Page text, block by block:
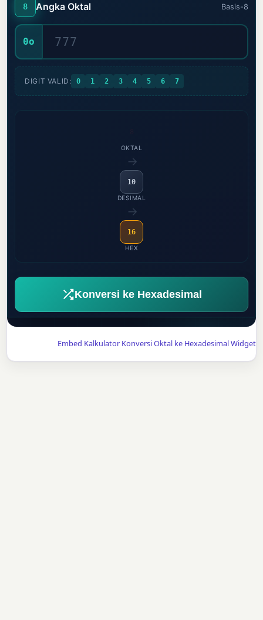
8 Angka Oktal Basis-8
0o
DIGIT VALID: 0 1 2 3 4 5 6 7
OKTAL
→
10
DESIMAL
→
16
HEX
Konversi ke Hexadesimal
Embed Kalkulator Konversi Oktal ke Hexadesimal Widget